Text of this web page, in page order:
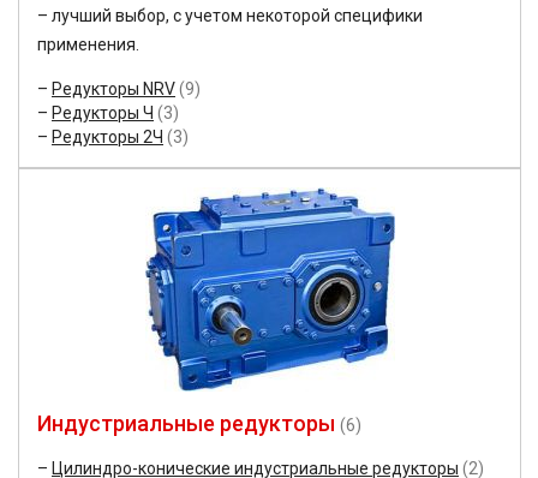
– лучший выбор, с учетом некоторой специфики
применения.
Редукторы NRV(9)
Редукторы Ч (3)
Редукторы 2Ч (3)
Индустриальные редукторы (6)
Цилиндро-конические индустриальные редукторы (2)